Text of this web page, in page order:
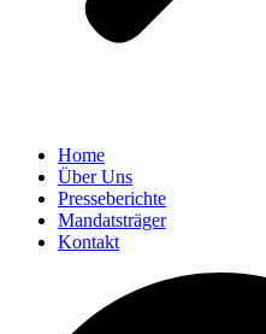
Home
Über Uns
Presseberichte
Mandatsträger
Kontakt